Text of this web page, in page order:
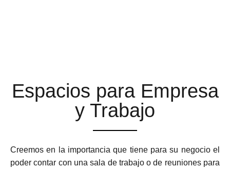
Espacios para Empresa
y Trabajo
Creemos en la importancia que tiene para su negocio el
poder contar con una sala de trabajo o de reuniones para